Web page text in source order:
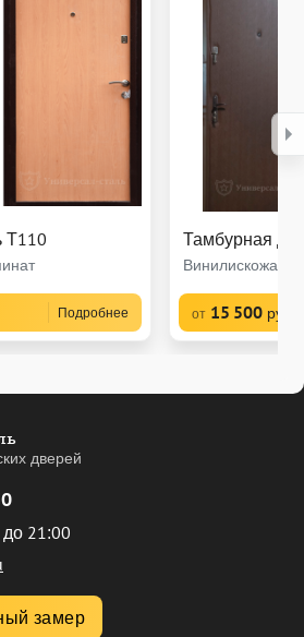
Т110
Подробнее
Тамбурная
Винилискожа +
от 15 500 руб
дверей
21:00
замер